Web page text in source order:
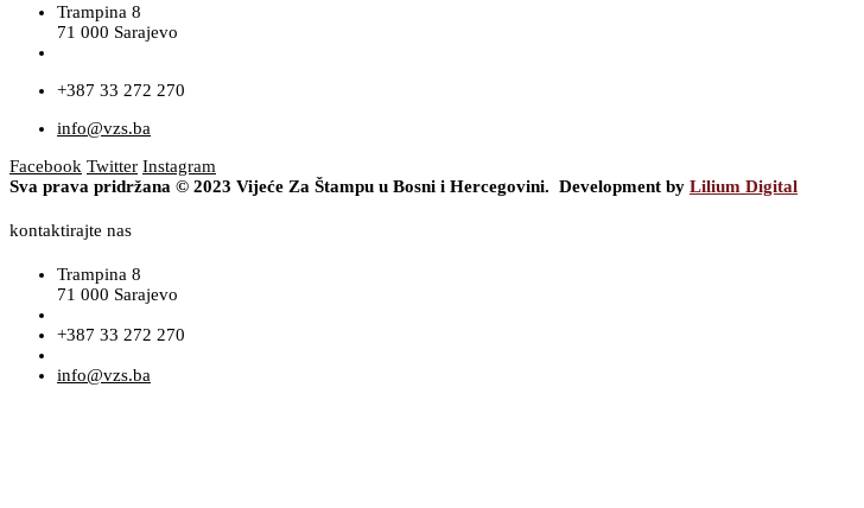
Trampina 8
71 000 Sarajevo
+387 33 272 270
info@vzs.ba
Facebook Twitter Instagram
Sva prava pridržana © 2023 Vijeće Za Štampu u Bosni i Hercegovini. Development by Lilium Digital
kontaktirajte nas
Trampina 8
71 000 Sarajevo
+387 33 272 270
info@vzs.ba